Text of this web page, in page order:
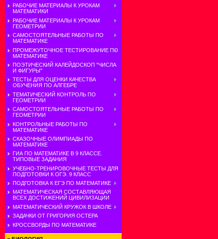
РАБОЧИЕ МАТЕРИАЛЫ К УРОКАМ
МАТЕМАТИКИ
РАБОЧИЕ МАТЕРИАЛЫ К УРОКАМ
ГЕОМЕТРИИ
САМОСТОЯТЕЛЬНЫЕ РАБОТЫ ПО
МАТЕМАТИКЕ
ПРОМЕЖУТОЧНОЕ ТЕСТИРОВАНИЕ ПО
МАТЕМАТИКЕ
ПОЭТИЧЕСКИЙ КАЛЕЙДОСКОП "ЧИСЛА
И ФИГУРЫ"
ТЕСТЫ ДЛЯ ОЦЕНКИ КАЧЕСТВА
ОБУЧЕНИЯ ПО АЛГЕБРЕ
ТЕМАТИЧЕСКИЙ КОНТРОЛЬ ПО
ГЕОМЕТРИИ
САМОСТОЯТЕЛЬНЫЕ РАБОТЫ ПО
ГЕОМЕТРИИ
КОНТРОЛЬНЫЕ РАБОТЫ ПО
МАТЕМАТИКЕ
СКАЗОЧНЫЕ ОЛИМПИАДЫ ПО
МАТЕМАТИКЕ
ГИА ПО МАТЕМАТИКЕ В 9 КЛАССЕ.
ТИПОВЫЕ ЗАДАНИЯ
УЧЕБНО-ТРЕНИРОВОЧНЫЕ ТЕСТЫ ДЛЯ
ПОДГОТОВКИ К ОГЭ. 9 КЛАСС
ПОДГОТОВКА К ЕГЭ ПО МАТЕМАТИКЕ
МАТЕМАТИЧЕСКАЯ СОСТАВЛЯЮЩАЯ
ВСЕХ ДОСТИЖЕНИЙ ЦИВИЛИЗАЦИИ
МАТЕМАТИЧЕСКИЙ КРУЖОК В ШКОЛЕ
ЗАДАЧКИ ОТ ГРИГОРИЯ ОСТЕРА
КРОССВОРДЫ ПО МАТЕМАТИКЕ